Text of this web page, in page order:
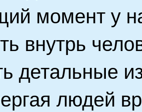
момент у
внутрь
детальные
людей